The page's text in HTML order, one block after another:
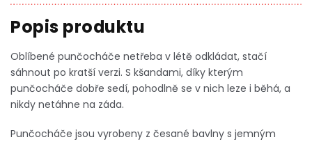
Oblíbené punčocháče netřeba v létě odkládat, stačí
sáhnout po kratší verzi. S kšandami, díky kterým
punčocháče dobře sedí, pohodlně se v nich leze i běhá, a
nikdy netáhne na záda.
Punčocháče jsou vyrobeny z česané bavlny s jemným